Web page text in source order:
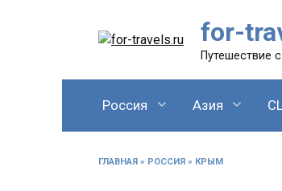
for-
Путешествие
Россия Азия
ГЛАВНАЯ » РОССИЯ » КРЫМ